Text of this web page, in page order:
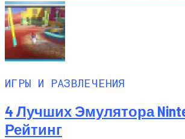
ИГРЫ И РАЗВЛЕЧЕНИЯ
4 Лучших Эмулятора
Рейтинг